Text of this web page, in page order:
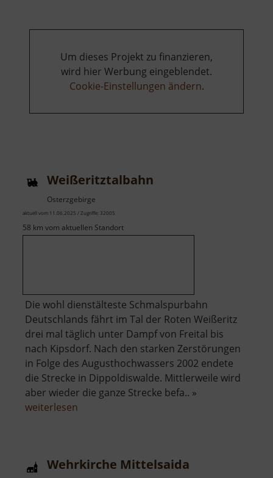
Um dieses Projekt zu finanzieren,
wird hier Werbung eingeblendet.
Cookie-Einstellungen ändern.
Weißeritztalbahn
Osterzgebirge
aktuell vom 11.06.2025 / Zugriffe: 32005
58 km vom aktuellen Standort
Die wohl dienstälteste Schmalspurbahn
Deutschlands fährt im Tal der Roten Weißeritz
drei mal täglich unter Dampf von Freital bis
nach Kipsdorf. Nach den starken Zerstörungen
in Folge des Augusthochwassers 2002 endete
die Strecke in Dippoldiswalde. Mittlerweile wird
aber wieder die ganze Strecke befa.. »
weiterlesen
Wehrkirche Mittelsaida